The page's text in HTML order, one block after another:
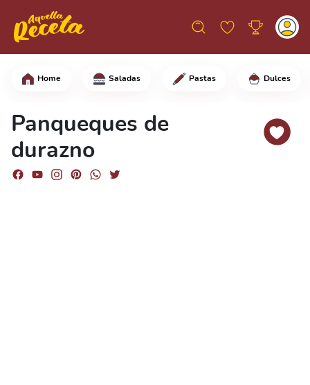
Home Saladas Pastas Dulces
Panqueques de
durazno
En un refractario grande agrega ½